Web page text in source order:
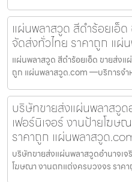
แผ่นพลาสวูด สีดำร้อยเอ็
จัดส่งทั่วไทย ราคาถูก แผ่
แผ่นพลาสวูด สีดำร้อยเอ็ด ขายส่ง
ถูก แผ่นพลาสวูด.com —บริการจำ
บริษัทขายส่งแผ่นพลาสวูด
เฟอร์นิเจอร์ งานป้ายโฆ
ราคาถูก แผ่นพลาสวูด
บริษัทขายส่งแผ่นพลาสวูดอำนาจเ
โฆษณา งานตกแต่งครบวงจร รา